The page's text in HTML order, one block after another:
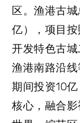
区。 渔港古城
亿），项目
开发特色古城
渔港南路沿线
期间投资10
核心，融合